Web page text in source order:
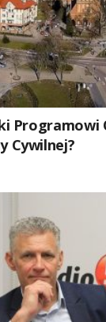
Programowi
Cywilnej?